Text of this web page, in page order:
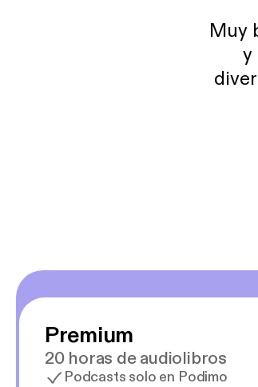
Muy
y
Premium
20 horas de audiolibros
Podcasts solo en Podimo